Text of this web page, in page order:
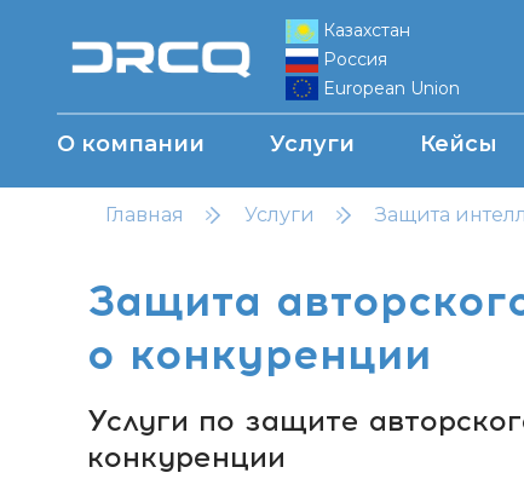
Казахстан
Россия
European Union
О компании Услуги Кейсы
Главная Услуги Защита
Защита
о конкуренции
Услуги по защите
конкуренции